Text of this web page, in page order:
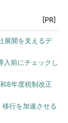
[PR]
展開を支えるデ
前にチェックし
8年度税制改正
行を加速させる